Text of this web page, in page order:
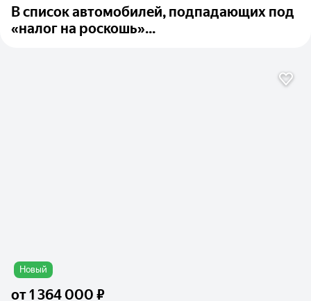
В список автомобилей, подпадающих под
«налог на роскошь»...
Новый
от1 364 000 ₽